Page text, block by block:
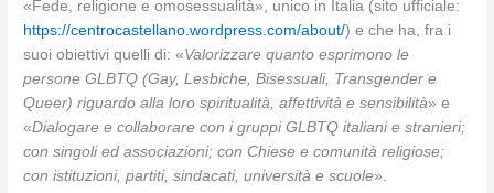
«Fede, religione e omosessualità», unico in Italia (sito ufficiale:
https://centrocastellano.wordpress.com/about/) e che ha, fra i
suoi obiettivi quelli di: «Valorizzare quanto esprimono le
persone GLBTQ (Gay, Lesbiche, Bisessuali, Transgender e
Queer) riguardo alla loro spiritualità, affettività e sensibilità» e
«Dialogare e collaborare con i gruppi GLBTQ italiani e stranieri;
con singoli ed associazioni; con Chiese e comunità religiose;
con istituzioni, partiti, sindacati, università e scuole».